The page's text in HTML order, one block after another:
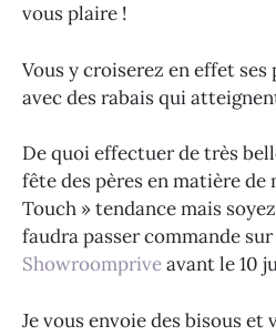
vous plaire !
Vous y croiserez en effet
avec des rabais qui
De quoi effectuer de très
fête des pères en matière de
Touch » tendance mais
faudra passer commande
Showroompriveavant le 10
Je vous envoie des bisous et